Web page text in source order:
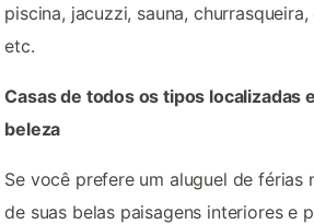
piscina, jacuzzi, sauna,
etc.
Casas de todos os tipos localizadas
beleza
Se você prefere um aluguel de
de suas belas paisagens interiores e